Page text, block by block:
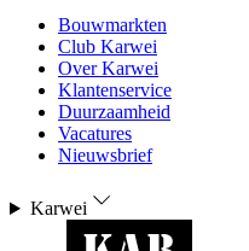
Bouwmarkten
Club Karwei
Over Karwei
Klantenservice
Duurzaamheid
Vacatures
Nieuwsbrief
Karwei